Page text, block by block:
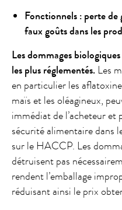
Fonctionnels : perte
faux goûts dans les
Les dommages
les plus réglementés.Les
en particulier les
maïs et les oléagineux,
immédiat de l’acheteur et
sécurité alimentaire dans
sur le HACCP. Les
détruisent pas
rendent l’emballage
réduisant ainsi le prix